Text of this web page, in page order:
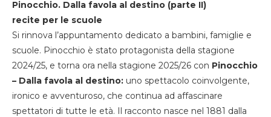
Pinocchio. Dalla favola al destino (parte II)
recite per le scuole
Si rinnova l’appuntamento dedicato a bambini, famiglie e
scuole. Pinocchio è stato protagonista della stagione
2024/25, e torna ora nella stagione 2025/26 con Pinocchio
– Dalla favola al destino: uno spettacolo coinvolgente,
ironico e avventuroso, che continua ad affascinare
spettatori di tutte le età. Il racconto nasce nel 1881 dalla